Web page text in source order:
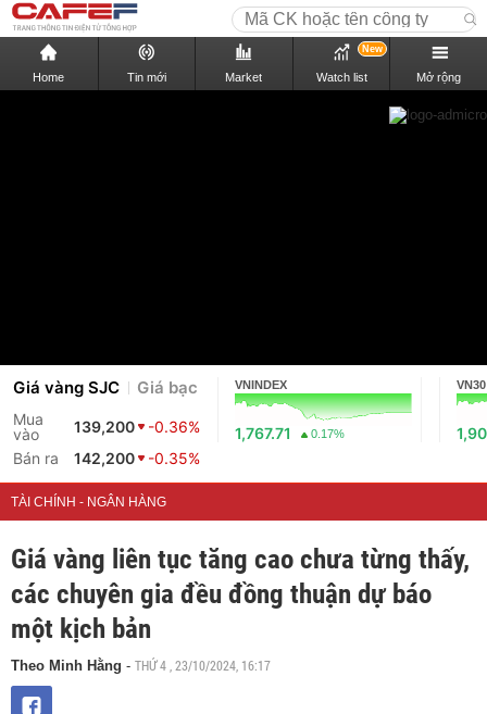
Home Tin mới Market Watch list
New
Mở rộng
Giá vàng SJC Giá bạc
Mua
vào
139,200
-0.36%
Bán ra
142,200 -0.35%
VNINDEX
1,767.71 0.17%
VN30
TÀI CHÍNH - NGÂN HÀNG
Giá vàng liên tục tăng cao chưa từng thấy,
các chuyên gia đều đồng thuận dự báo
một kịch bản
Theo Minh Hằng - THỨ 4 , 23/10/2024, 16:17